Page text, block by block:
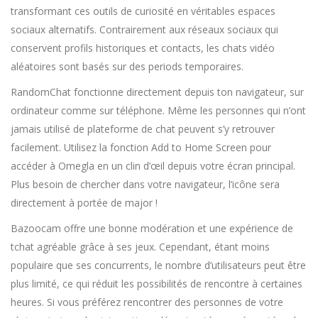
transformant ces outils de curiosité en véritables espaces
sociaux alternatifs. Contrairement aux réseaux sociaux qui
conservent profils historiques et contacts, les chats vidéo
aléatoires sont basés sur des periods temporaires.
RandomChat fonctionne directement depuis ton navigateur, sur
ordinateur comme sur téléphone. Même les personnes qui n’ont
jamais utilisé de plateforme de chat peuvent s’y retrouver
facilement. Utilisez la fonction Add to Home Screen pour
accéder à Omegla en un clin d’œil depuis votre écran principal.
Plus besoin de chercher dans votre navigateur, l’icône sera
directement à portée de major !
Bazoocam offre une bonne modération et une expérience de
tchat agréable grâce à ses jeux. Cependant, étant moins
populaire que ses concurrents, le nombre d’utilisateurs peut être
plus limité, ce qui réduit les possibilités de rencontre à certaines
heures. Si vous préférez rencontrer des personnes de votre